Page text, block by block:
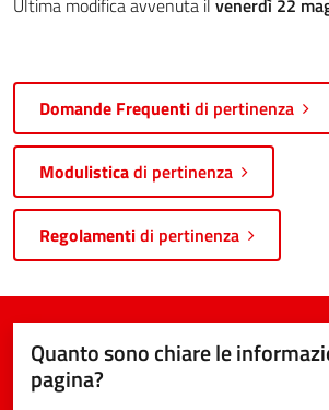
Ultima modifica avvenuta il venerdì 22
Domande Frequentidi pertinenza
Modulisticadi pertinenza
Regolamentidi pertinenza
Quanto sono chiare le
pagina?